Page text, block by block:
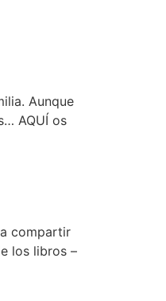
Aunque
AQUÍ os
compartir
los libros –